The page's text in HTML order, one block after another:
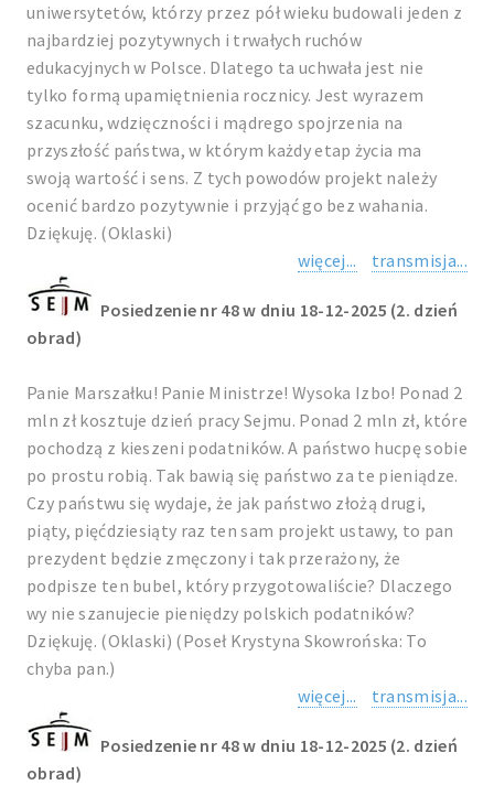
uniwersytetów, którzy przez pół wieku budowali jeden z
najbardziej pozytywnych i trwałych ruchów
edukacyjnych w Polsce. Dlatego ta uchwała jest nie
tylko formą upamiętnienia rocznicy. Jest wyrazem
szacunku, wdzięczności i mądrego spojrzenia na
przyszłość państwa, w którym każdy etap życia ma
swoją wartość i sens. Z tych powodów projekt należy
ocenić bardzo pozytywnie i przyjąć go bez wahania.
Dziękuję. (Oklaski)
więcej...
transmisja...
Posiedzenie nr 48 w dniu 18-12-2025 (2. dzień
obrad)
Panie Marszałku! Panie Ministrze! Wysoka Izbo! Ponad 2
mln zł kosztuje dzień pracy Sejmu. Ponad 2 mln zł, które
pochodzą z kieszeni podatników. A państwo hucpę sobie
po prostu robią. Tak bawią się państwo za te pieniądze.
Czy państwu się wydaje, że jak państwo złożą drugi,
piąty, pięćdziesiąty raz ten sam projekt ustawy, to pan
prezydent będzie zmęczony i tak przerażony, że
podpisze ten bubel, który przygotowaliście? Dlaczego
wy nie szanujecie pieniędzy polskich podatników?
Dziękuję. (Oklaski) (Poseł Krystyna Skowrońska: To
chyba pan.)
więcej...
transmisja...
Posiedzenie nr 48 w dniu 18-12-2025 (2. dzień
obrad)